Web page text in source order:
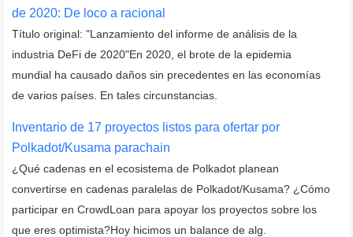
de 2020: De loco a racional
Título original: "Lanzamiento del informe de análisis de la
industria DeFi de 2020"En 2020, el brote de la epidemia
mundial ha causado daños sin precedentes en las economías
de varios países. En tales circunstancias.
Inventario de 17 proyectos listos para ofertar por
Polkadot/Kusama parachain
¿Qué cadenas en el ecosistema de Polkadot planean
convertirse en cadenas paralelas de Polkadot/Kusama? ¿Cómo
participar en CrowdLoan para apoyar los proyectos sobre los
que eres optimista?Hoy hicimos un balance de alg.